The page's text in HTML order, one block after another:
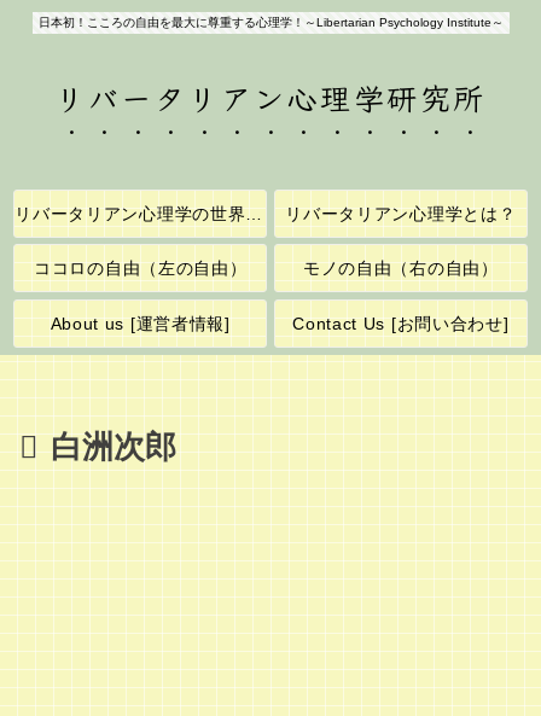
日本初！こころの自由を最大に尊重する心理学！～Libertarian Psychology Institute～
リバータリアン心理学研究所
リバータリアン心理学の世界へようこそ！ リバータリアン心理学とは？
ココロの自由（左の自由） モノの自由（右の自由）
About us [運営者情報] Contact Us [お問い合わせ]
白洲次郎